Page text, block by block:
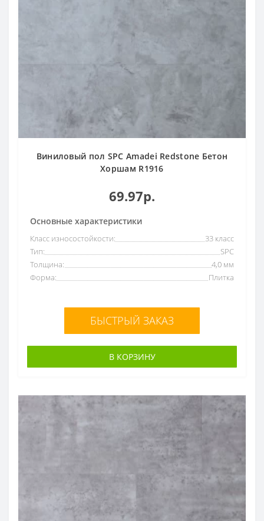
Виниловый пол SPC Amadei Redstone Бетон
Хоршам R1916
69.97р.
Основные характеристики
Класс износостойкости:
33 класс
Тип:
SPC
Толщина:
4,0 мм
Форма:
Плитка
БЫСТРЫЙ ЗАКАЗ
В КОРЗИНУ